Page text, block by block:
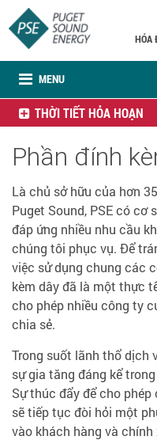
MENU
HÓA
THỜI TIẾT HỎA HOẠN
Phần đính
Là chủ sở hữu của hơn
Puget Sound, PSE có cơ
đáp ứng nhiều nhu cầu
chúng tôi phục vụ. Để
việc sử dụng chung các
kèm dây đã là một thực
cho phép nhiều công ty
chia sẻ.
Trong suốt lãnh thổ dịch
sự gia tăng đáng kể
Sự thúc đẩy để cho
sẽ tiếp tục đòi hỏi một
vào khách hàng và